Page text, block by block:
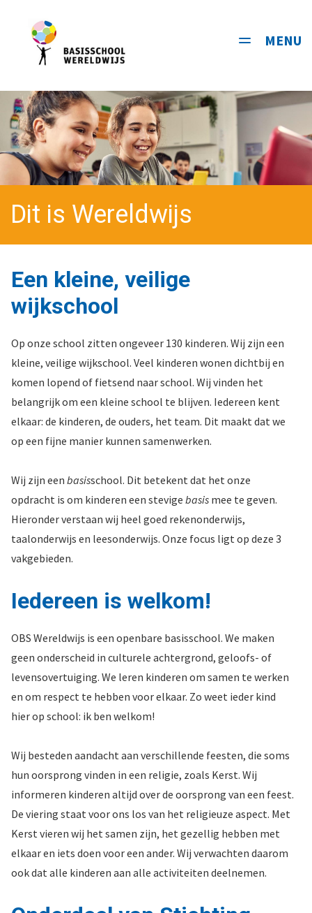
Toggle
MENU
Dit is Wereldwijs
Een kleine, veilige
wijkschool
Op onze school zitten ongeveer 130 kinderen. Wij zijn een
kleine, veilige wijkschool. Veel kinderen wonen dichtbij en
komen lopend of fietsend naar school. Wij vinden het
belangrijk om een kleine school te blijven. Iedereen kent
elkaar: de kinderen, de ouders, het team. Dit maakt dat we
op een fijne manier kunnen samenwerken.
Wij zijn een basisschool. Dit betekent dat het onze
opdracht is om kinderen een stevige basis mee te geven.
Hieronder verstaan wij heel goed rekenonderwijs,
taalonderwijs en leesonderwijs. Onze focus ligt op deze 3
vakgebieden.
Iedereen is welkom!
OBS Wereldwijs is een openbare basisschool. We maken
geen onderscheid in culturele achtergrond, geloofs- of
levensovertuiging. We leren kinderen om samen te werken
en om respect te hebben voor elkaar. Zo weet ieder kind
hier op school: ik ben welkom!
Wij besteden aandacht aan verschillende feesten, die soms
hun oorsprong vinden in een religie, zoals Kerst. Wij
informeren kinderen altijd over de oorsprong van een feest.
De viering staat voor ons los van het religieuze aspect. Met
Kerst vieren wij het samen zijn, het gezellig hebben met
elkaar en iets doen voor een ander. Wij verwachten daarom
ook dat alle kinderen aan alle activiteiten deelnemen.